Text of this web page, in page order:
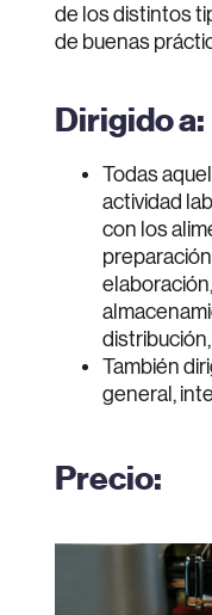
de los distintos
de buenas
Dirigido a:
Todas
actividad
con los
También
general,
Precio: